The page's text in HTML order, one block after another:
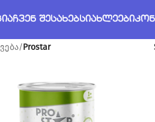
ᲩᲕᲔᲜ ᲨᲔᲡᲐᲮᲔᲑᲡᲘᲐᲮᲚᲔᲔᲑᲘ
/Prostar